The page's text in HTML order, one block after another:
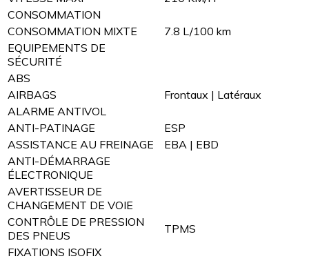
CONSOMMATION
CONSOMMATION MIXTE
7.8 L/100 km
EQUIPEMENTS DE
SÉCURITÉ
ABS
AIRBAGS
Frontaux | Latéraux
ALARME ANTIVOL
ANTI-PATINAGE
ESP
ASSISTANCE AU FREINAGE
EBA | EBD
ANTI-DÉMARRAGE
ÉLECTRONIQUE
AVERTISSEUR DE
CHANGEMENT DE VOIE
CONTRÔLE DE PRESSION
DES PNEUS
TPMS
FIXATIONS ISOFIX